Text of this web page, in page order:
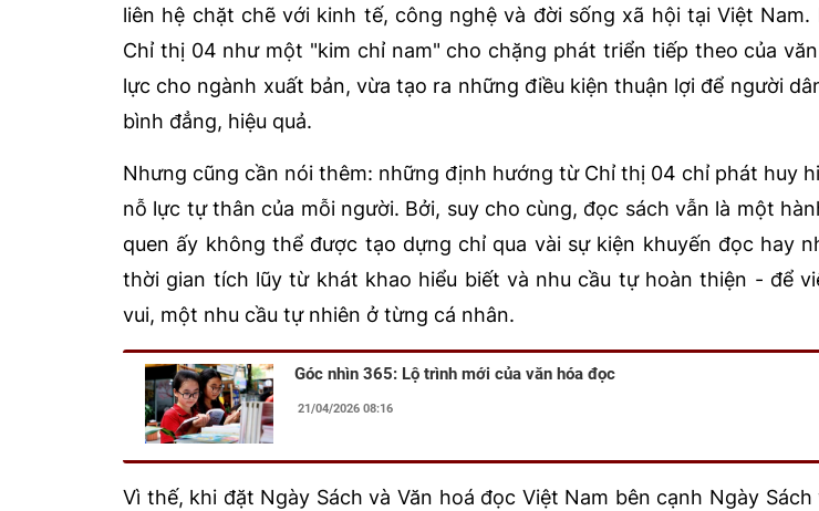
liên hệ chặt chẽ với kinh tế, công nghệ và đời sống xã hội tại Việt
Chỉ thị 04 như một "kim chỉ nam" cho chặng phát triển tiếp theo của
lực cho ngành xuất bản, vừa tạo ra những điều kiện thuận lợi để người
bình đẳng, hiệu quả.
Nhưng cũng cần nói thêm: những định hướng từ Chỉ thị 04 chỉ phát huy
nỗ lực tự thân của mỗi người. Bởi, suy cho cùng, đọc sách vẫn là một
quen ấy không thể được tạo dựng chỉ qua vài sự kiện khuyến đọc hay
thời gian tích lũy từ khát khao hiểu biết và nhu cầu tự hoàn thiện - để
vui, một nhu cầu tự nhiên ở từng cá nhân.
Góc nhìn 365: Lộ trình mới của văn hóa đọc
21/04/2026 08:16
Vì thế, khi đặt Ngày Sách và Văn hoá đọc Việt Nam bên cạnh Ngày